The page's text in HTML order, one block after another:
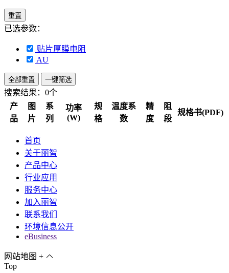
重置
已选参数：
贴片厚膜电阻
AU
全部重置 一键筛选
搜索结果： 0个
产
品
图
片
系
列
功率
(W)
规
格
温度系
数
精
度
阻
段
规格书(PDF)
首页
关于丽智
产品中心
行业应用
服务中心
加入丽智
联系我们
环境信息公开
eBusiness
网站地图 +
Top